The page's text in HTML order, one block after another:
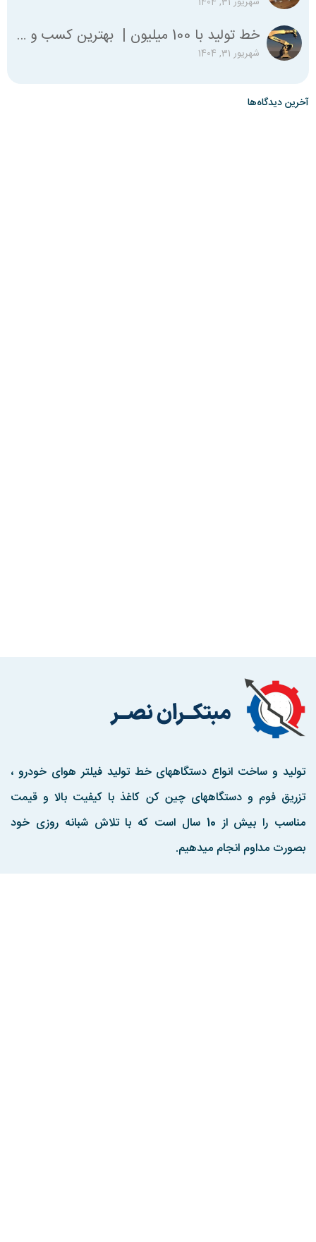
خط تولید با 100 میلیون | بهترین کسب و کار با صد میلیون
شهریور 31, 1404
آخرین دیدگاه‌ها
تولید و ساخت انواع دستگاههای خط تولید فیلتر هوای خودرو ،
تزریق فوم و دستگاههای چین کن کاغذ با کیفیت بالا و قیمت
مناسب را بیش از 10 سال است که با تلاش شبانه روزی خود
بصورت مداوم انجام میدهیم.